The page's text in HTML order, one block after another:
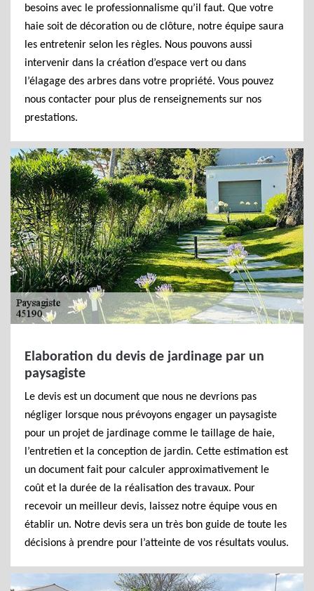
besoins avec le professionnalisme qu’il faut. Que votre
haie soit de décoration ou de clôture, notre équipe saura
les entretenir selon les règles. Nous pouvons aussi
intervenir dans la création d’espace vert ou dans
l’élagage des arbres dans votre propriété. Vous pouvez
nous contacter pour plus de renseignements sur nos
prestations.
Elaboration du devis de jardinage par un
paysagiste
Le devis est un document que nous ne devrions pas
négliger lorsque nous prévoyons engager un paysagiste
pour un projet de jardinage comme le taillage de haie,
l’entretien et la conception de jardin. Cette estimation est
un document fait pour calculer approximativement le
coût et la durée de la réalisation des travaux. Pour
recevoir un meilleur devis, laissez notre équipe vous en
établir un. Notre devis sera un très bon guide de toute les
décisions à prendre pour l’atteinte de vos résultats voulus.